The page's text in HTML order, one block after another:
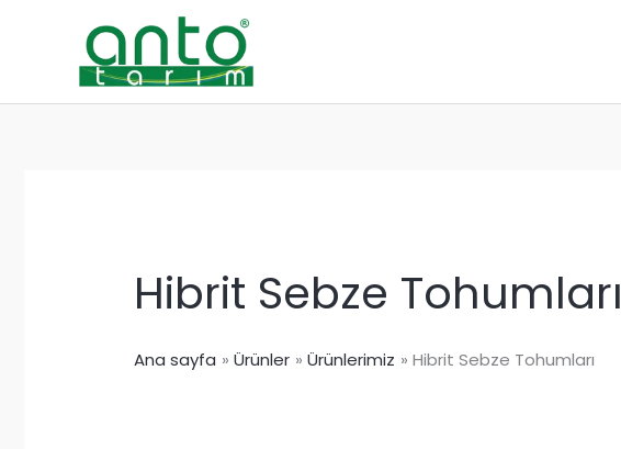
Hibrit Sebze Tohumları
Ana sayfa Ürünler Ürünlerimiz Hibrit Sebze Tohumları